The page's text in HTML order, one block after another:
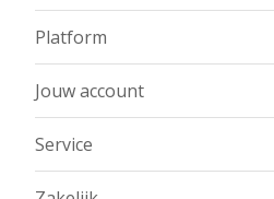
Platform
Jouw account
Service